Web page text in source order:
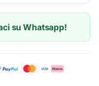
su Whatsapp!